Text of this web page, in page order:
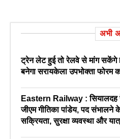
अभी
ट्रेन लेट हुई तो रेलवे से मांग सकेंगे
बनेगा सरायकेला उपभोक्ता फोरम
Eastern Railway :
जीएम गीतिका पांडेय, पद संभालने
सक्रियता, सुरक्षा व्यवस्था और